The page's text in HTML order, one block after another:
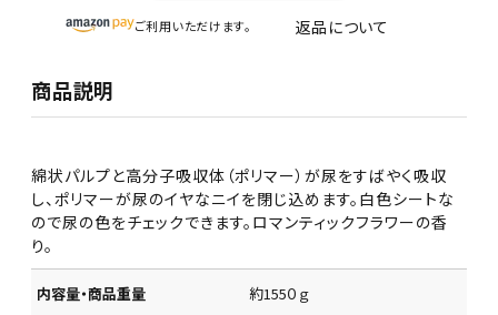
ご利用いただけます。 返品について
商品説明
綿状パルプと高分子吸収体（ポリマー）が尿をすばやく吸収
し、ポリマーが尿のイヤなニイを閉じ込めます。白色シートな
ので尿の色をチェックできます。ロマンティックフラワーの香
り。
内容量・商品重量 約155０ｇ